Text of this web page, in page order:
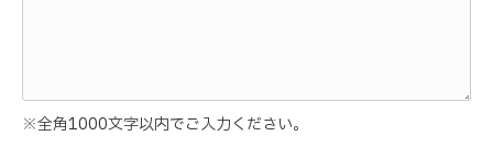
※全角1000文字以内でご入力ください。